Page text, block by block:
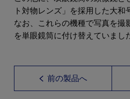
ト対物レンズ」を採用した大和
なお、これらの機種で写真を撮
を単眼鏡筒に付け替えていまし
前の製品へ